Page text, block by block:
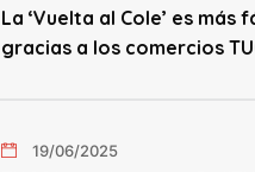
La ‘Vuelta al Cole’ es más
gracias a los comercios
19/06/2025